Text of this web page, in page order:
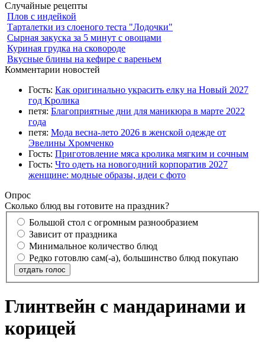
Случайные рецепты
Плов с индейкой
Тарталетки из слоеного теста "Лодочки"
Сырная закуска за 5 минут с овощами
Куриная грудка на сковороде
Вкусные блины на кефире с вареньем
Комментарии новостей
Гость: Как оригинально украсить елку на Новый 2027
год Кролика
петя: Благоприятные дни для маникюра в марте 2022
года
петя: Мода весна-лето 2026 в женской одежде от
Эвелины Хромченко
Гость: Приготовление мяса кролика мягким и сочным
Гость: Что одеть на новогодний корпоратив 2027
женщине: модные образы, идеи с фото
Опрос
Сколько блюд вы готовите на праздник?
Большой стол с огромным разнообразием
Зависит от праздника
Минимальное количество блюд
Редко готовлю сам(-а), большинство блюд покупаю
отдать голос
Глинтвейн с мандаринами и
корицей